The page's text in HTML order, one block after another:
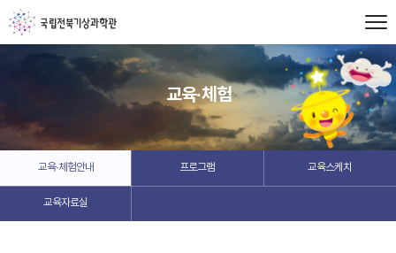
교육·체험
교육·체험안내 프로그램 교육스케치
교육자료실